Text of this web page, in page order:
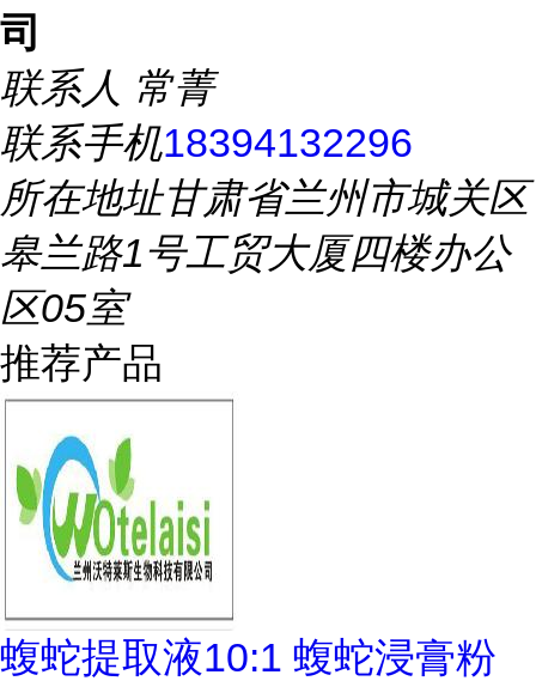
司
联系人 常菁
联系手机18394132296
所在地址甘肃省兰州市城关区
皋兰路1号工贸大厦四楼办公
区05室
推荐产品
蝮蛇提取液10:1 蝮蛇浸膏粉